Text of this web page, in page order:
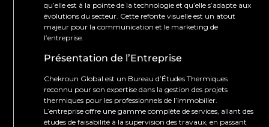
qu’elle est à la pointe de la technologie et qu’elle s’adapte aux
évolutions du secteur. Cette refonte visuelle est un atout
majeur pour la communication et le marketing de
l’entreprise.
Présentation de l’Entreprise
Chekroun Global est un Bureau d’Études Thermiques
reconnu pour son expertise dans la gestion des projets
thermiques pour les professionnels de l’immobilier.
L’entreprise offre une gamme complète de services, allant des
études de faisabilité à la supervision des travaux, en passant